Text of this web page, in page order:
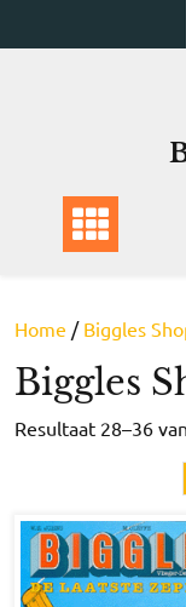
naar
Home / Biggles
Biggles
Resultaat 28–36